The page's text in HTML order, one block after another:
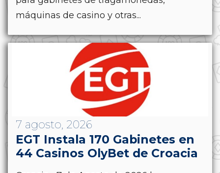
máquinas de casino y otras...
7 agosto, 2026
EGT Instala 170 Gabinetes en
44 Casinos OlyBet de Croacia